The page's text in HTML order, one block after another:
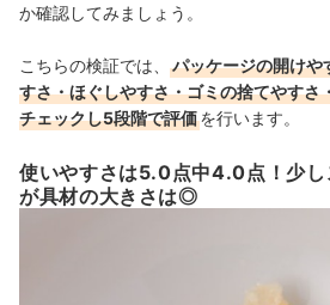
か確認してみましょう。
こちらの検証では、
パッケージの開けや
すさ・ほぐしやすさ・ゴミの捨てやすさ
チェックし5段階で評価を行います。
使いやすさは5.0点中4.0点！少し
が具材の大きさは◎